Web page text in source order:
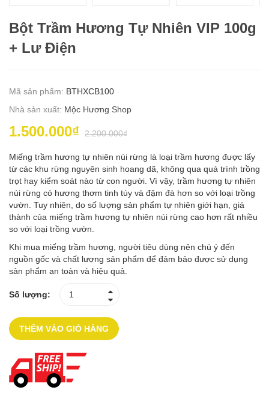
Bột Trầm Hương Tự Nhiên VIP 100g
+ Lư Điện
Mã sản phẩm: BTHXCB100
Nhà sản xuất: Mộc Hương Shop
1.500.000₫ 2.200.000₫
Miếng trầm hương tự nhiên núi rừng là loại trầm hương được lấy
từ các khu rừng nguyên sinh hoang dã, không qua quá trình trồng
trọt hay kiểm soát nào từ con người. Vì vậy, trầm hương tự nhiên
núi rừng có hương thơm tinh túy và đậm đà hơn so với loại trồng
vườn. Tuy nhiên, do số lượng sản phẩm tự nhiên giới hạn, giá
thành của miếng trầm hương tự nhiên núi rừng cao hơn rất nhiều
so với loại trồng vườn.
Khi mua miếng trầm hương, người tiêu dùng nên chú ý đến
nguồn gốc và chất lượng sản phẩm để đảm bảo được sử dụng
sản phẩm an toàn và hiệu quả.
Số lượng:
THÊM VÀO GIỎ HÀNG